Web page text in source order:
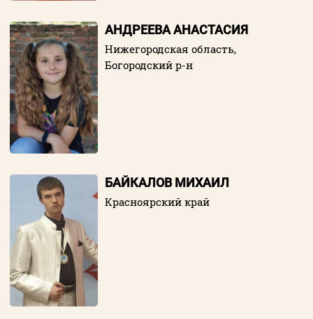
Пароль
Заполняя данную форму вы соглашаетесь с
политикой конфиденциальности
Регистрация
АНДРЕЕВА АНАСТАСИЯ
Нижегородская область,
Богородский р-н
БАЙКАЛОВ МИХАИЛ
Красноярский край